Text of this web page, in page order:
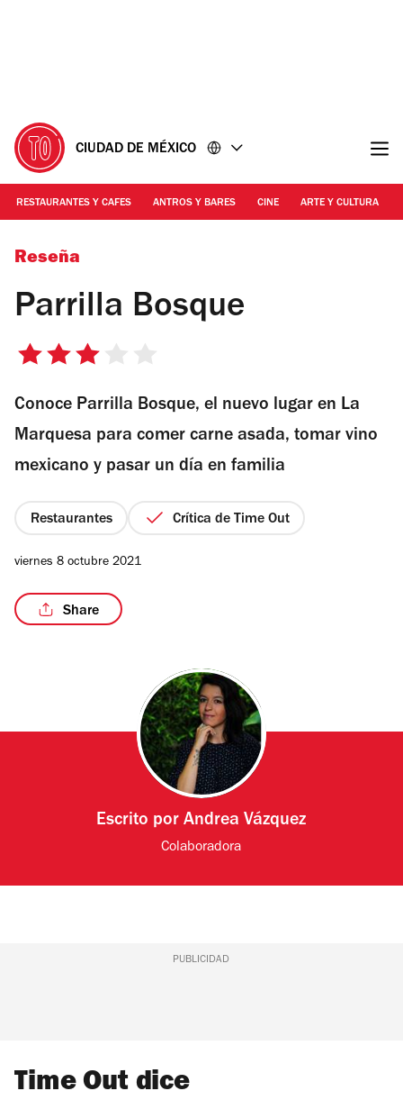
CIUDAD DE MÉXICO
RESTAURANTES Y CAFES ANTROS Y BARES CINE ARTE Y CULTURA
Foto: Cortesía Parrilla Bosque
Reseña
Parrilla Bosque
3
5
estrellas
Conoce Parrilla Bosque, el nuevo lugar en La
Marquesa para comer carne asada, tomar vino
mexicano y pasar un día en familia
Restaurantes Crítica de Time Out
viernes 8 octubre 2021
Share
Escrito porAndrea Vázquez
Colaboradora
PUBLICIDAD
Time Out dice